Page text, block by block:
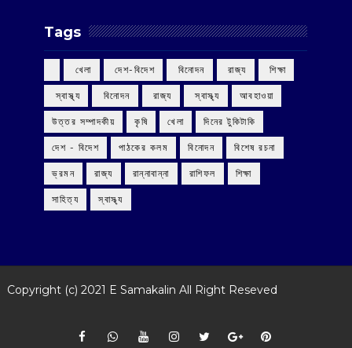
Tags
‌ খেলা ‌ দেশ-বিদেশ ‌ বিনোদন ‌ রাজ্য ‌ শিক্ষা
‌ স্বাস্থ্য ‌ বিনোদন ‌ রাজ্য ‌ স্বাস্থ্য আবহাওয়া
উত্তর সম্পাদকীয় কৃষি খেলা দিনের টুকিটাকি
দেশ - বিদেশ পাঠকের কলম বিনোদন বিশেষ রচনা
ভ্রমন রাজ্য রান্নাবান্না রাশিফল শিক্ষা
সাহিত্য স্বাস্থ্য
Copyright (c) 2021 E Samakalin All Right Reseved